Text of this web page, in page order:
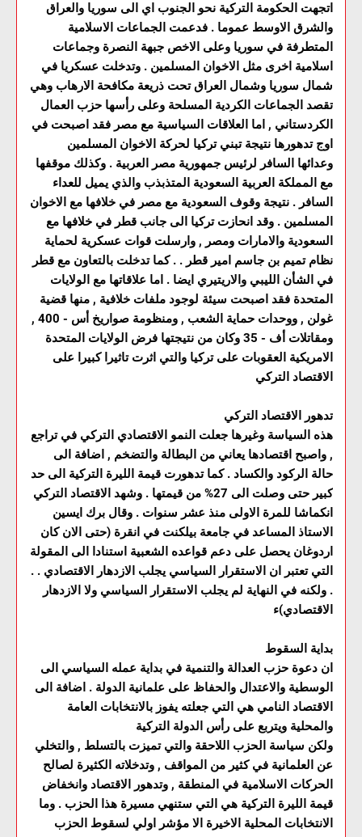
اتجهت الحكومة التركية نحو الجنوب اي الى سوريا والعراق
والشرق الاوسط عموما . فدعمت الجماعات الاسلامية
المتطرفة في سوريا وعلى الاخص جبهة النصرة وجماعات
اسلامية اخرى مثل الاخوان المسلمين . وتدخلت عسكريا في
شمال سوريا وشمال العراق تحت ذريعة مكافحة الارهاب وهي
تقصد الجماعات الكردية المسلحة وعلى رأسها حزب العمال
الكردستاني , اما العلاقات السياسية مع مصر فقد اصبحت في
اوج تدهورها نتيجة تبني تركيا لحركة الاخوان المسلمين
وعدائها السافر لرئيس جمهورية مصر العربية . وكذلك موقفها
مع المملكة العربية السعودية المتذبذب والذي يميل للعداء
السافر . نتيجة وقوف السعودية مع مصر في خلافها مع الاخوان
المسلمين . وقد انحازت تركيا الى جانب قطر في خلافها مع
السعودية والامارات ومصر , وارسلت قوات عسكرية لحماية
نظام تميم بن جاسم امير قطر . . كما تدخلت بالتعاون مع قطر
في الشأن الليبي والاريتيري ايضا . اما علاقاتها مع الولايات
المتحدة فقد اصبحت سيئة لوجود ملفات خلافية , منها قضية
غولن , ووحدات حماية الشعب , ومنظومة صواريخ أس - 400 ,
ومقاتلات أف - 35 وكان من نتيجتها فرض الولايات المتحدة
الامريكية العقوبات على تركيا والتي اثرت تاثيرا كبيرا على
الاقتصاد التركي
تدهور الاقتصاد التركي
هذه السياسة وغيرها جعلت النمو الاقتصادي التركي في تراجع
, واصبح اقتصادها يعاني من البطالة والتضخم , اضافة الى
حالة الركود والكساد . كما تدهورت قيمة الليرة التركية الى حد
كبير حتى وصلت الى 27% من قيمتها . وشهد الاقتصاد التركي
انكماشا للمرة الاولى منذ عشر سنوات . وقال برك ايسين
الاستاذ المساعد في جامعة بيلكنت في انقرة (حتى الان كان
اردوغان يحصل على دعم قواعده الشعبية استنادا الى المقولة
التي تعتبر ان الاستقرار السياسي يجلب الازدهار الاقتصادي . .
. ولكنه في النهاية لم يجلب الاستقرار السياسي ولا الازدهار
الاقتصادي)ء
بداية السقوط
ان دعوة حزب العدالة والتنمية في بداية عمله السياسي الى
الوسطية والاعتدال والحفاظ على علمانية الدولة . اضافة الى
الاقتصاد النامي هي التي جعلته يفوز بالانتخابات العامة
والمحلية ويتربع على رأس الدولة التركية
ولكن سياسة الحزب اللاحقة والتي تميزت بالتسلط , والتخلي
عن العلمانية في كثير من المواقف , وتدخلاته الكثيرة لصالح
الحركات الاسلامية في المنطقة , وتدهور الاقتصاد وانخفاض
قيمة الليرة التركية هي التي ستنهي مسيرة هذا الحزب . وما
الانتخابات المحلية الاخيرة الا مؤشر اولي لسقوط الحزب